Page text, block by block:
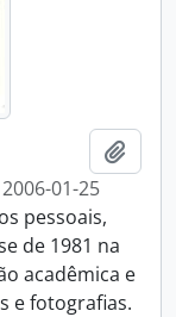
01-25
pessoais,
de 1981 na
acadêmica e
e fotografias.